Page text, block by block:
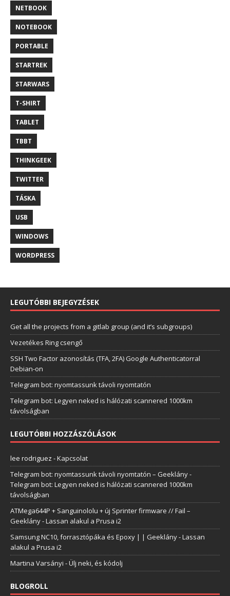
NETBOOK
NOTEBOOK
PORTABLE
STARTREK
STARWARS
T-SHIRT
TABLET
TBBT
THINKGEEK
TWITTER
TÁSKA
USB
WINDOWS
WORDPRESS
LEGUTÓBBI BEJEGYZÉSEK
Get all the projects from a gitlab group (and it’s subgroups)
Vezetékes Ring csengő
SSH Two Factor azonosítás (TFA, 2FA) Google Authenticatorral
Debian-on
Telegram bot: nyomtassunk távoli nyomtatón
Telegram bot: Legyen neked is hálózati scannered 1000km
távolságban
LEGUTÓBBI HOZZÁSZÓLÁSOK
lee rodriguez -Kapcsolat
Telegram bot: nyomtassunk távoli nyomtatón – Geeklány-
Telegram bot: Legyen neked is hálózati scannered 1000km
távolságban
ATMega644P + Sanguinololu + új Sprinter firmware // Fail –
Geeklány-Lassan alakul a Prusa i2
Samsung NC10, forrasztópáka és Epoxy | | Geeklány-Lassan
alakul a Prusa i2
Martina Varsányi -Ülj neki, és kódolj
BLOGROLL